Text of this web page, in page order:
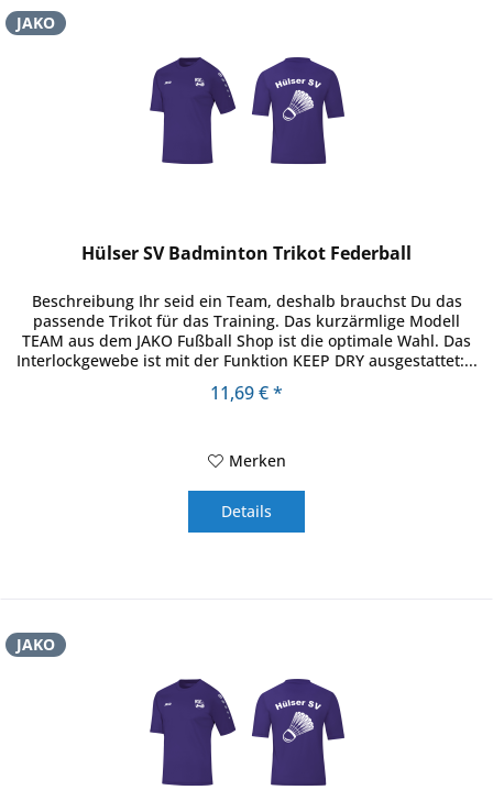
JAKO
Hülser SV Badminton Trikot Federball
Beschreibung Ihr seid ein Team, deshalb brauchst Du das
passende Trikot für das Training. Das kurzärmlige Modell
TEAM aus dem JAKO Fußball Shop ist die optimale Wahl. Das
Interlockgewebe ist mit der Funktion KEEP DRY ausgestattet:...
11,69 € *
Merken
Details
JAKO